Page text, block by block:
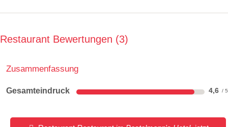
Restaurant Bewertungen 3
Zusammenfassung
Gesamteindruck 4,6